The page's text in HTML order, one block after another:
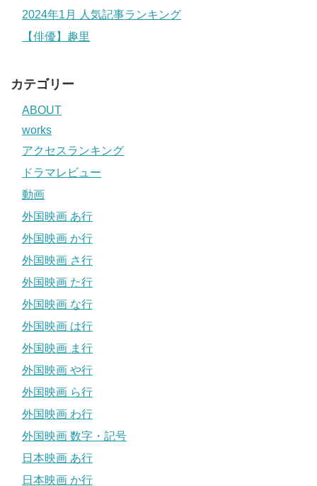
2024年1月 人気記事ランキング
【俳優】趣里
カテゴリー
ABOUT
works
アクセスランキング
ドラマレビュー
動画
外国映画 あ行
外国映画 か行
外国映画 さ行
外国映画 た行
外国映画 な行
外国映画 は行
外国映画 ま行
外国映画 や行
外国映画 ら行
外国映画 わ行
外国映画 数字・記号
日本映画 あ行
日本映画 か行